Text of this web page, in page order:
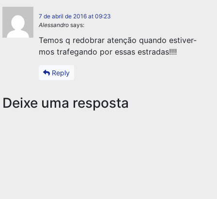
7 de abril de 2016 at 09:23
Alessandro says:
Temos q redobrar atenção quando estiver-
mos trafegando por essas estradas!!!!
Reply
Deixe uma resposta